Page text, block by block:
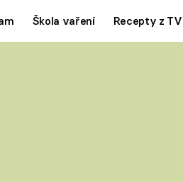
Škola vaření Recepty z TV